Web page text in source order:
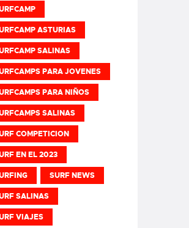
ASTURIAS
SALINAS
PARA JOVENES
PARA NIÑOS
SALINAS
COMPETICION
EN EL 2023
SURF NEWS
SALINAS
VIAJES